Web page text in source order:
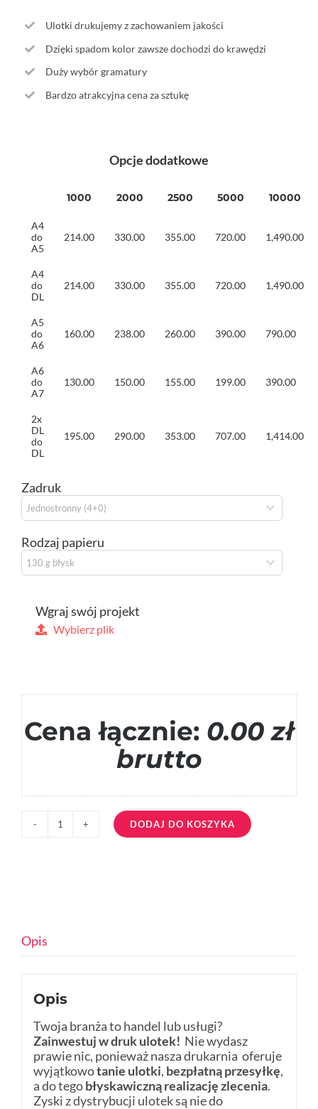
Ulotki drukujemy z zachowaniem jakości
Dzięki spadom kolor zawsze dochodzi do krawędzi
Duży wybór gramatury
Bardzo atrakcyjna cena za sztukę
Opcje dodatkowe
1000 2000 2500 5000 10000
A4
do
A5
214.00 330.00 355.00 720.00 1,490.00
A4
do
DL
214.00 330.00 355.00 720.00 1,490.00
A5
do
A6
160.00 238.00 260.00 390.00 790.00
A6
do
A7
130.00 150.00 155.00 199.00 390.00
2x
DL
do
DL
195.00 290.00 353.00 707.00 1,414.00
Zadruk
Rodzaj papieru
Wgraj swój projekt
Wybierz plik
Cena łącznie: 0.00 zł
brutto
ilość
DODAJ DO KOSZYKA
Opis
Opis
Twoja branża to handel lub usługi?
Zainwestuj w druk ulotek! Nie wydasz
prawie nic, ponieważ nasza drukarnia oferuje
wyjątkowotanie ulotki, bezpłatną przesyłkę,
a do tegobłyskawiczną realizację zlecenia.
Zyski z dystrybucji ulotek są nie do